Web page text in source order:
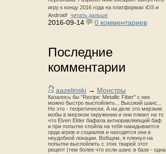
игру к концу 2016 года на платформах iOS и
Android! читать дальше
2016-09-14 0 комментариев
Последние
комментарии
aazelinski → Монстры
Казалось бы "Recipe: Metallic Fiber" с них
можно быстро выспойлить... Высокий шанс...
Но это - теоретически. А на деле это мерзкие
мобы в мерзком окружении и они плюют на то
что Elven Elder бафала антиоравляющий баф
и при попытке спойла на тебя накидывается
орда агров и социалов и находятся они в
неудобной локации. Вобщем, я плюнул на
попытки выспойлить с этих тварей этот
рецепт (тем более что если шанс в базе - одна